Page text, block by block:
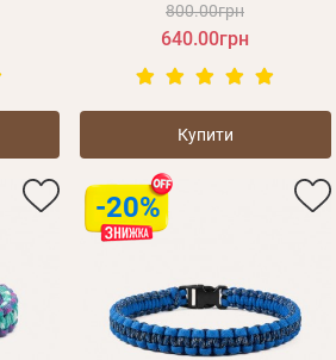
800.00грн
640.00грн
Купити
-20%